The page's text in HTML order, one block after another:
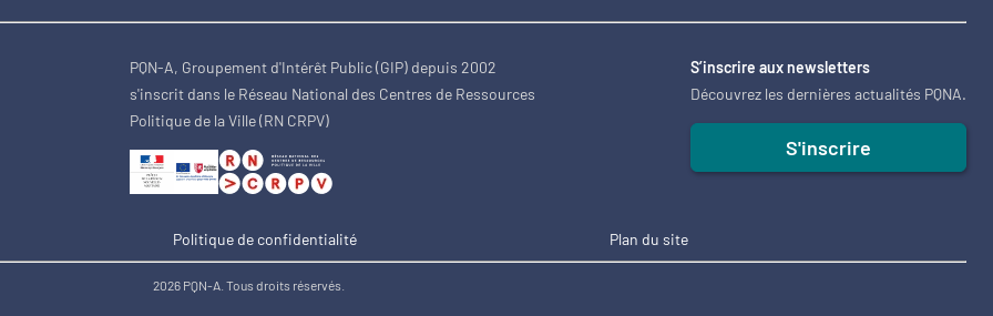
PQN-A, Groupement d'Intérêt Public (GIP) depuis 2002
s'inscrit dans le Réseau National des Centres de Ressources
Politique de la Ville (RN CRPV)
S’inscrire aux newsletters
Découvrez les dernières actualités PQNA.
S'inscrire
Politique de confidentialité Plan du site
2026 PQN-A. Tous droits réservés.